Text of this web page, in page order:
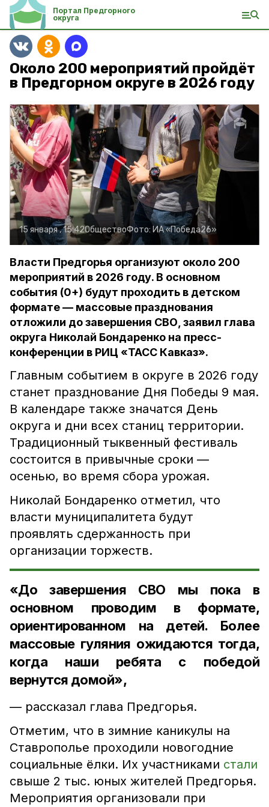
Портал Предгорного
округа
Около 200 мероприятий пройдёт
в Предгорном округе в 2026 году
15 января , 15:42ОбществоФото: ИА «Победа26»
Власти Предгорья организуют около 200
мероприятий в 2026 году. В основном
события (0+) будут проходить в детском
формате — массовые празднования
отложили до завершения СВО, заявил глава
округа Николай Бондаренко на пресс-
конференции в РИЦ «ТАСС Кавказ».
Главным событием в округе в 2026 году
станет празднование Дня Победы 9 мая.
В календаре также значатся День
округа и дни всех станиц территории.
Традиционный тыквенный фестиваль
состоится в привычные сроки —
осенью, во время сбора урожая.
Николай Бондаренко отметил, что
власти муниципалитета будут
проявлять сдержанность при
организации торжеств.
«До завершения СВО мы пока в
основном проводим в формате,
ориентированном на детей. Более
массовые гуляния ожидаются тогда,
когда наши ребята с победой
вернутся домой»,
— рассказал глава Предгорья.
Отметим, что в зимние каникулы на
Ставрополье проходили новогодние
социальные ёлки. Их участниками стали
свыше 2 тыс. юных жителей Предгорья.
Мероприятия организовали при